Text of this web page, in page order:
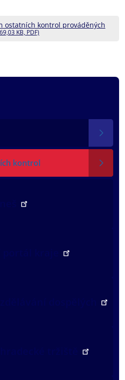
kontrol
kraje
dospělých
tržiště
ostatních kontrol prováděných
KB, PDF)